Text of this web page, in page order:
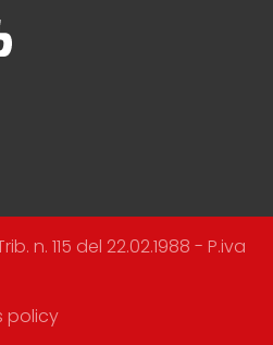
n. 115 del 22.02.1988 - P.iva
policy